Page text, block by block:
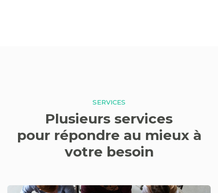
SERVICES
Plusieurs services
pour répondre au mieux à
votre besoin